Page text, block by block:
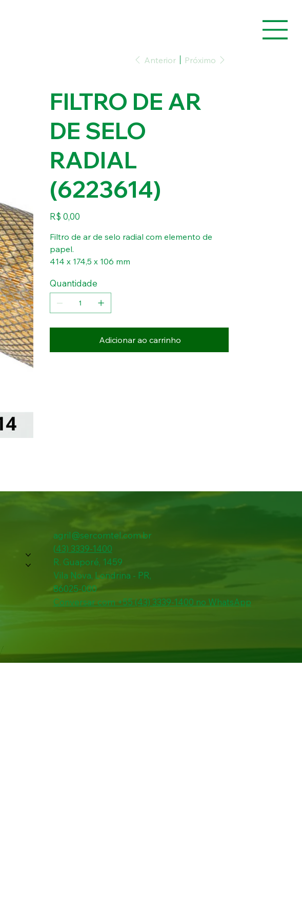
Anterior Próximo
FILTRO DE AR
DE SELO
RADIAL
(6223614)
Preço
R$ 0,00
Filtro de ar de selo radial com elemento de
papel.
414 x 174,5 x 106 mm
Quantidade
Adicionar ao carrinho
agril@sercomtel.com.br
(43) 3339-1400
R. Guaporé, 1459
Vila Nova, Londrina - PR,
86025-000
Conversar com +55 (43) 3339-1400 no WhatsApp